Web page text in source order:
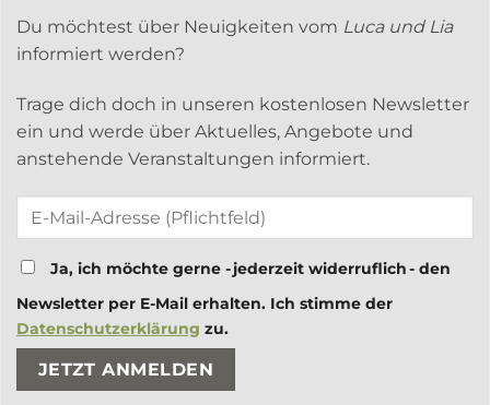
Du möchtest über Neuigkeiten vom Luca und Lia
informiert werden?
Trage dich doch in unseren kostenlosen Newsletter
ein und werde über Aktuelles, Angebote und
anstehende Veranstaltungen informiert.
Ja, ich möchte gerne - jederzeit widerruflich - den
Newsletter per E-Mail erhalten. Ich stimme der
Datenschutzerklärung zu.
Bitte lasse dieses Feld leer.
Bitte lasse dieses Feld leer.